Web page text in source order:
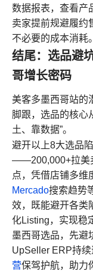
数据报表，查看产
卖家提前规避履约
不必要的成本消耗。
结尾：选品避
哥增长密码
美客多墨西哥站的
脚跟，选品的核心
土、靠数据”。
避开以上8大选品
——200,000+拉美
点，凭借店铺多维
Mercado搜索趋势
效，既能避开各类
化Listing，实现稳
墨西哥选品，先避
UpSeller ERP持
营保驾护航，助力